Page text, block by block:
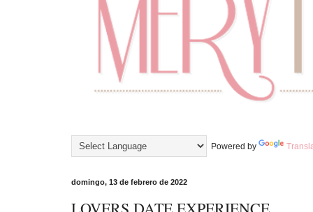
Powered by
domingo, 13 de febrero de 2022
LOVERS DATE EXPERIENCE